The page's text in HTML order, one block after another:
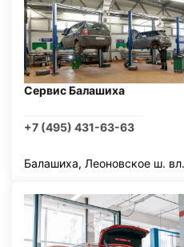
Сервис Балашиха
+7 (495) 431-63-63
Балашиха, Леоновское ш.